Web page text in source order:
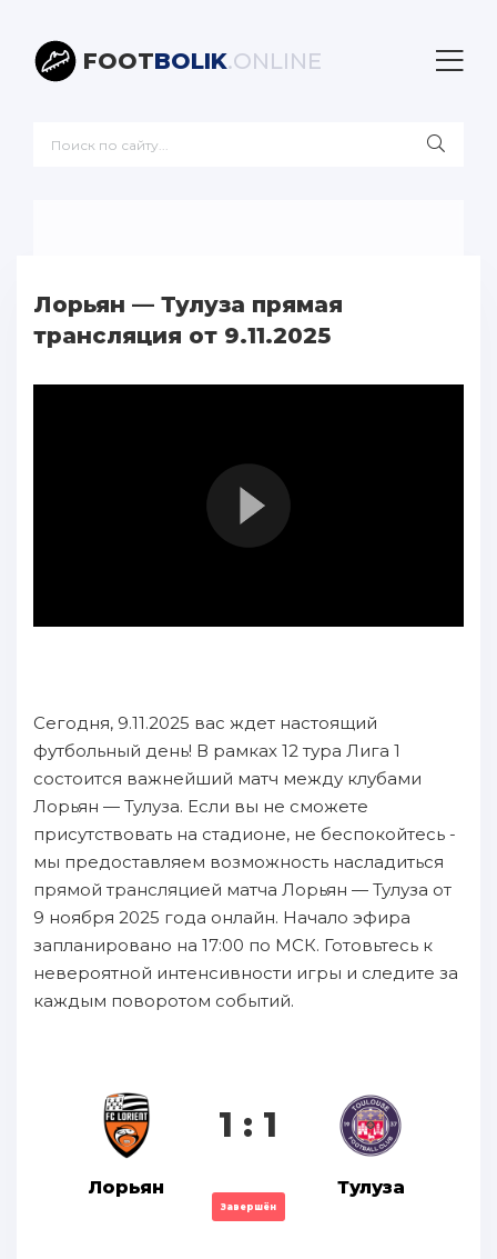
FOOTBOLIK.ONLINE
Лорьян — Тулуза прямая
трансляция от 9.11.2025
Сегодня, 9.11.2025 вас ждет настоящий
футбольный день! В рамках 12 тура Лига 1
состоится важнейший матч между клубами
Лорьян — Тулуза. Если вы не сможете
присутствовать на стадионе, не беспокойтесь -
мы предоставляем возможность насладиться
прямой трансляцией матча Лорьян — Тулуза от
9 ноября 2025 года онлайн. Начало эфира
запланировано на 17:00 по МСК. Готовьтесь к
невероятной интенсивности игры и следите за
каждым поворотом событий.
Лорьян
1 : 1
Завершён
Тулуза